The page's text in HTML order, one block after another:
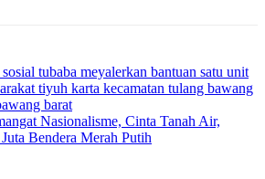
tubaba meyalerkan bantuan satu unit
tiyuh karta kecamatan tulang bawang
barat
Nasionalisme, Cinta Tanah Air,
Bendera Merah Putih